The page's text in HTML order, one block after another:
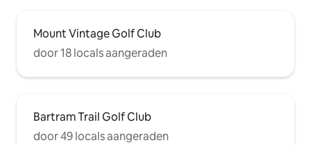
Mount Vintage Golf Club
door 18 locals aangeraden
Bartram Trail Golf Club
door 49 locals aangeraden